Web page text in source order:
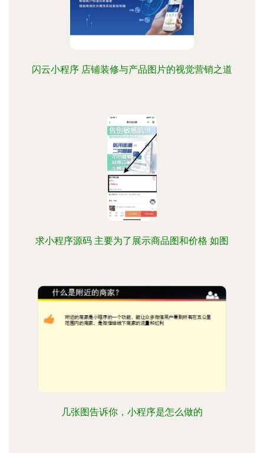
闪云小程序 店铺装修与产品图片的视觉营销之道
求小程序源码 主要为了展示商品图和价格 如图
几张图告诉你，小程序是怎么做的